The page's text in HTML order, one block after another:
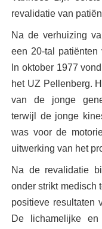
revalidatie van
Na de verhuizing
een 20-tal
In oktober 1977
het UZ Pellenberg.
van de jonge
terwijl de jonge
was voor de
uitwerking van het
Na de revalidatie
onder strikt medisch
positieve resultaten
De lichamelijke